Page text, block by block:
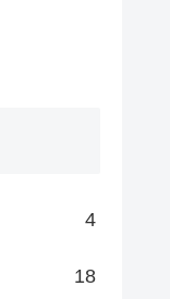
4
18